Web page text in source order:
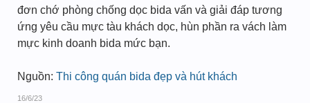
đơn chớ phòng chống dọc bida vấn và giải đáp tương
ứng yêu cầu mực tàu khách dọc, hùn phần ra vách làm
mực kinh doanh bida mức bạn.
Nguồn: Thi công quán bida đẹp và hút khách
16/6/23